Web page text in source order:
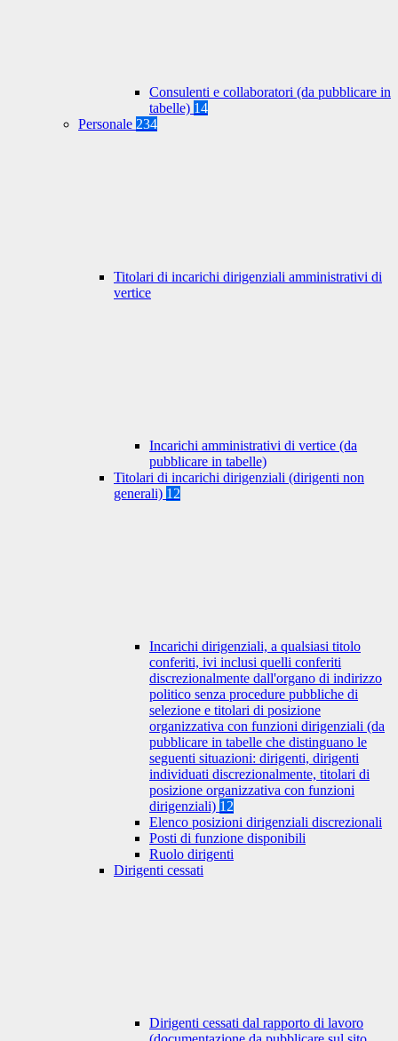
Consulenti e collaboratori (da pubblicare in
tabelle) 14
Personale 234
Titolari di incarichi dirigenziali amministrativi di
vertice
Incarichi amministrativi di vertice (da
pubblicare in tabelle)
Titolari di incarichi dirigenziali (dirigenti non
generali) 12
Incarichi dirigenziali, a qualsiasi titolo
conferiti, ivi inclusi quelli conferiti
discrezionalmente dall'organo di indirizzo
politico senza procedure pubbliche di
selezione e titolari di posizione
organizzativa con funzioni dirigenziali (da
pubblicare in tabelle che distinguano le
seguenti situazioni: dirigenti, dirigenti
individuati discrezionalmente, titolari di
posizione organizzativa con funzioni
dirigenziali) 12
Elenco posizioni dirigenziali discrezionali
Posti di funzione disponibili
Ruolo dirigenti
Dirigenti cessati
Dirigenti cessati dal rapporto di lavoro